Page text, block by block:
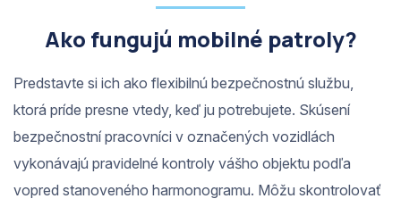
Ako fungujú mobilné patroly?
Predstavte si ich ako flexibilnú bezpečnostnú službu,
ktorá príde presne vtedy, keď ju potrebujete. Skúsení
bezpečnostní pracovníci v označených vozidlách
vykonávajú pravidelné kontroly vášho objektu podľa
vopred stanoveného harmonogramu. Môžu skontrolovať